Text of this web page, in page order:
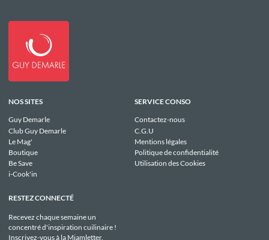
NOS SITES
Guy Demarle
Club Guy Demarle
Le Mag'
Boutique
Be Save
i-Cook'in
SERVICE CONSO
Contactez-nous
C.G.U
Mentions légales
Politique de confidentialité
Utilisation des Cookies
RESTEZ CONNECTÉ
Recevez chaque semaine un
concentré d'inspiration cuilinaire !
Inscrivez-vous à la Miamletter.